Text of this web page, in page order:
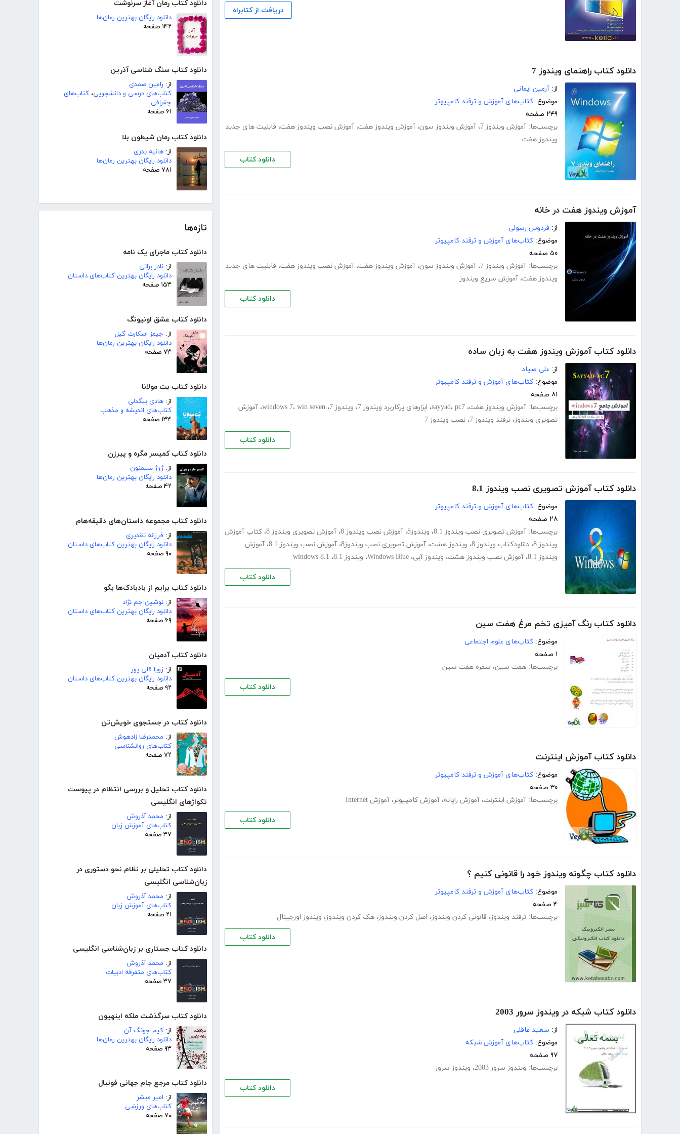
دانلود کتاب رمان آغاز سرنوشت
دانلود رایگان بهترین رمان‌ها
۱۴۲ صفحه
دانلود کتاب سنگ شناسی آذرین
از: رامین صمدی
کتاب‌های درسی و دانشجویی، کتاب‌های
جغرافی
۶۱ صفحه
دانلود کتاب رمان شیطون بلا
از: هانیه بدری
دانلود رایگان بهترین رمان‌ها
۷۸۱ صفحه
تازه‌ها
دانلود کتاب ماجرای یک نامه
از: نادر براتی
دانلود رایگان بهترین کتاب‌های داستان
۱۵۳ صفحه
دانلود کتاب عشق اونیونگ
از: جیمز اسکارث گیل
دانلود رایگان بهترین رمان‌ها
۷۳ صفحه
دانلود کتاب بت مولانا
از: هادی بیگدلی
کتاب‌های اندیشه و مذهب
۱۳۴ صفحه
دانلود کتاب کمیسر مگره و پیرزن
از:ژرژ سیمنون
دانلود رایگان بهترین رمان‌ها
۴۲ صفحه
دانلود کتاب مجموعه داستان‌های دقیقه‌هام
از: فرزانه تقدیری
دانلود رایگان بهترین کتاب‌های داستان
۹۰ صفحه
دانلود کتاب برایم از بادبادک‌ها بگو
از: نوشین جم نژاد
دانلود رایگان بهترین کتاب‌های داستان
۶۹ صفحه
دانلود کتاب آدمیان
از: زویا قلی پور
دانلود رایگان بهترین کتاب‌های داستان
۹۲ صفحه
دانلود کتاب در جستجوی خویش‌تن
از: محمدرضا زادهوش
کتاب‌های روانشناسی
۷۲ صفحه
دانلود کتاب تحلیل و بررسی انتظام در پیوست
تکواژهای انگلیسی
از: محمد آذروش
کتاب‌های آموزش زبان
۳۷ صفحه
دانلود کتاب تحلیلی بر نظام نحو دستوری در
زبان‌شناسی انگلیسی
از: محمد آذروش
کتاب‌های آموزش زبان
۲۱ صفحه
دانلود کتاب جستاری بر زبان‌شناسی انگلیسی
از: محمد آذروش
کتاب‌های متفرقه ادبیات
۳۷ صفحه
دانلود کتاب سرگذشت ملکه اینهیون
از: کیم جونگ آن
دانلود رایگان بهترین رمان‌ها
۹۳ صفحه
دانلود کتاب مرجع جام جهانی فوتبال
از: امیر مبشر
کتاب‌های ورزشی
۷۰ صفحه
دریافت از کتابراه
دانلود کتاب راهنمای ویندوز 7
از: آرمین ایمانی
موضوع: کتاب‌های آموزش و ترفند کامپیوتر
۲۴۹ صفحه
برچسب‌ها: آموزش ویندوز 7 ، آموزش ویندوز سون، آموزش ویندوز هفت، آموزش نصب ویندوز هفت، قابلیت های جدید
ویندوز هفت
دانلود کتاب
آموزش ویندوز هفت در خانه
از: فردوس رسولی
موضوع: کتاب‌های آموزش و ترفند کامپیوتر
۵۰ صفحه
برچسب‌ها: آموزش ویندوز 7 ، آموزش ویندوز سون، آموزش ویندوز هفت، آموزش نصب ویندوز هفت، قابلیت های جدید
ویندوز هفت، آموزش سریع ویندوز
دانلود کتاب
دانلود کتاب آموزش ویندوز هفت به زبان ساده
از: علی صیاد
موضوع: کتاب‌های آموزش و ترفند کامپیوتر
۸۱ صفحه
برچسب‌ها: آموزش ویندوز هفت، sayyad، pc7 ، ابزارهای پرکاربرد ویندوز 7 ، ویندوز 7 ، windows 7، win seven ، آموزش
تصویری ویندوز، ترفند ویندوز 7 ، نصب ویندوز 7
دانلود کتاب
دانلود کتاب آموزش تصویری نصب ویندوز 8.1
موضوع: کتاب‌های آموزش و ترفند کامپیوتر
۲۸ صفحه
برچسب‌ها: آموزش تصویری نصب ویندوز 8.1 ، ویندوز8 ، آموزش نصب ویندوز 8 ، آموزش تصویری ویندوز 8 ، کتاب آموزش
ویندوز 8
، دانلودکتاب ویندوز 8 ، ویندوز هشت، آموزش تصویری نصب ویندوز8 ، آموزش نصب ویندوز 8.1 ، آموزش
ویندوز 8.1
، آموزش نصب ویندوز هشت، ویندوز آبی، Windows Blue، ویندوز 8.1 ، windows 8.1
دانلود کتاب
دانلود کتاب رنگ آمیزی تخم مرغ هفت سین
موضوع: کتاب‌های علوم اجتماعی
۱ صفحه
برچسب‌ها: هفت سین، سفره هفت سین
دانلود کتاب
دانلود کتاب آموزش اینترنت
موضوع: کتاب‌های آموزش و ترفند کامپیوتر
۳۰ صفحه
برچسب‌ها: آموزش اینترنت، آموزش رایانه، آموزش کامپیوتر، آموزش Internet
دانلود کتاب
دانلود کتاب چگونه ویندوز خود را قانونی کنیم ؟
موضوع: کتاب‌های آموزش و ترفند کامپیوتر
۴ صفحه
برچسب‌ها: ترفند ویندوز، قانونی کردن ویندوز، اصل کردن ویندوز، هک کردن ویندوز، ویندوز اورجینال
دانلود کتاب
دانلود کتاب شبکه در ویندوز سرور 2003
از: سعید عاقلی
موضوع: کتاب‌های آموزش شبکه
۹۷ صفحه
برچسب‌ها: ویندوز سرور 2003 ، ویندوز سرور
دانلود کتاب